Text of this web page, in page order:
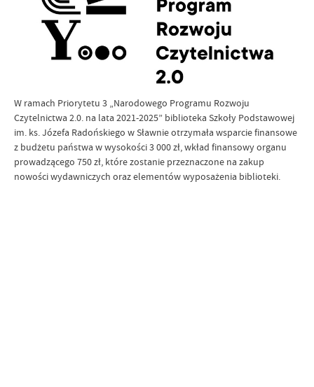
W ramach Priorytetu 3 „Narodowego Programu Rozwoju
Czytelnictwa 2.0. na lata 2021-2025” biblioteka Szkoły Podstawowej
im. ks. Józefa Radońskiego w Sławnie otrzymała wsparcie finansowe
z budżetu państwa w wysokości 3 000 zł, wkład finansowy organu
prowadzącego 750 zł, które zostanie przeznaczone na zakup
nowości wydawniczych oraz elementów wyposażenia biblioteki.